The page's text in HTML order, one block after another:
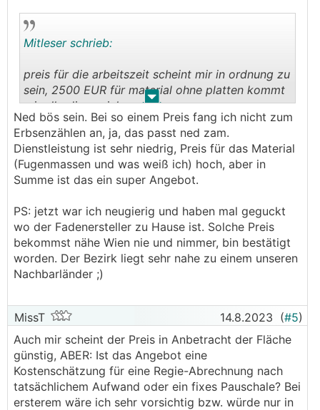
. .
Mitleser schrieb:
preis für die arbeitszeit scheint mir in ordnung zu
sein, 2500 EUR für material ohne platten kommt
mir allerdings viel vor.
Ned bös sein. Bei so einem Preis fang ich nicht zum
Erbsenzählen an, ja, das passt ned zam.
Dienstleistung ist sehr niedrig, Preis für das Material
(Fugenmassen und was weiß ich) hoch, aber in
Summe ist das ein super Angebot.
PS: jetzt war ich neugierig und haben mal geguckt
wo der Fadenersteller zu Hause ist. Solche Preis
bekommst nähe Wien nie und nimmer, bin bestätigt
worden. Der Bezirk liegt sehr nahe zu einem unseren
Nachbarländer ;)
MissT 14.8.2023 (#5)
Auch mir scheint der Preis in Anbetracht der Fläche
günstig, ABER: Ist das Angebot eine
Kostenschätzung für eine Regie-Abrechnung nach
tatsächlichem Aufwand oder ein fixes Pauschale? Bei
ersterem wäre ich sehr vorsichtig bzw. würde nur in